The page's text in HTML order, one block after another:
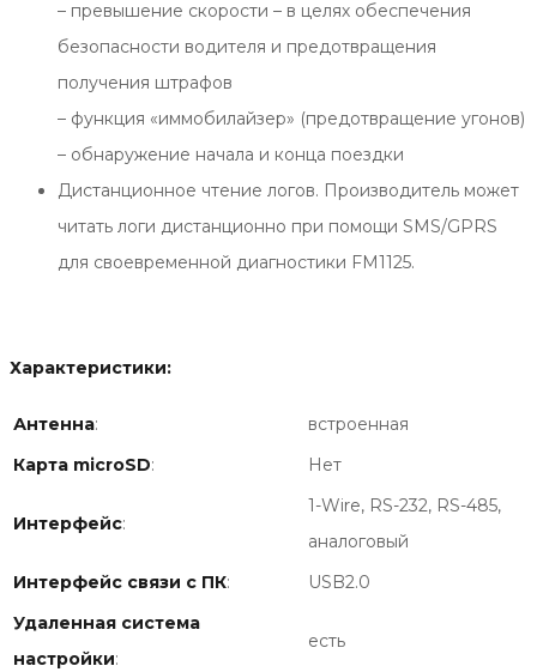
– превышение скорости – в целях обеспечения
безопасности водителя и предотвращения
получения штрафов
– функция «иммобилайзер» (предотвращение угонов)
– обнаружение начала и конца поездки
Дистанционное чтение логов. Производитель может
читать логи дистанционно при помощи SMS/GPRS
для своевременной диагностики FM1125.
Характеристики:
Антенна:
встроенная
Карта microSD: Нет
Интерфейс:
1-Wire, RS-232, RS-485,
аналоговый
Интерфейс связи с ПК:
USB2.0
Удаленная система
настройки:
есть